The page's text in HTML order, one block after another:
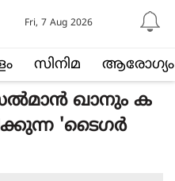
സിനിമ ആരോഗ്യം
Fri, 7 Aug 2026
ഖാനും ക
'ടൈഗര്‍